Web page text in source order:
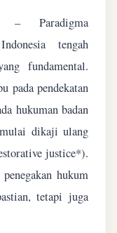
– Paradigma
tengah
fundamental.
pada pendekatan
hukuman badan
dikaji ulang
justice*).
hukum
tetapi juga